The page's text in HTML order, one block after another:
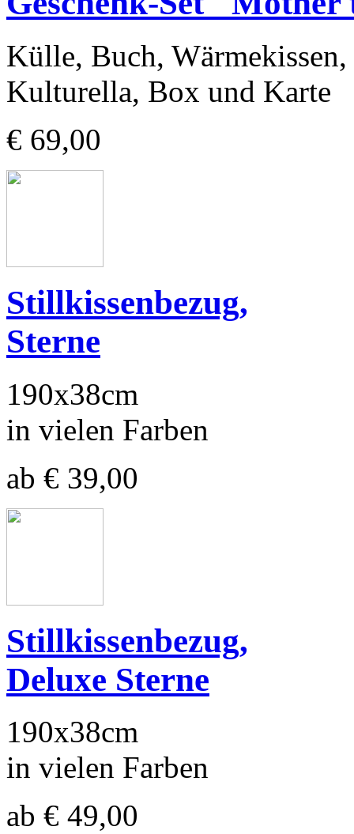
Külle, Buch, Wärmekissen,
Kulturella, Box und Karte
€ 69,00
Stillkissenbezug,
Sterne
190x38cm
in vielen Farben
ab € 39,00
Stillkissenbezug,
Deluxe Sterne
190x38cm
in vielen Farben
ab € 49,00